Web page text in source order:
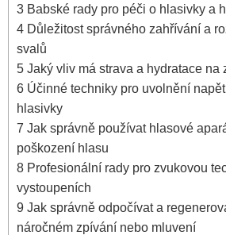
3 Babské rady pro péči ⁤o⁤ hlasivky a
4 Důležitost⁣ správného zahřívání a
svalů
5 Jaký‍ vliv⁣ má⁤ strava ​a hydratace na
6 Účinné techniky pro uvolnění
hlasivky
7 Jak ⁢správně používat hlasové
poškození hlasu
8 Profesionální rady pro zvukovou
vystoupeních
9 Jak⁤ správně ‌odpočívat a
náročném zpívání⁣ nebo mluvení